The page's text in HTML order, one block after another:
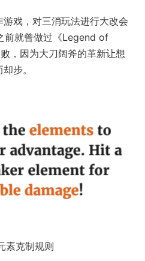
戏，对三消玩法进行大改会
前就曾做过《Legend of
，因为大刀阔斧的革新让想
步。
素克制规则